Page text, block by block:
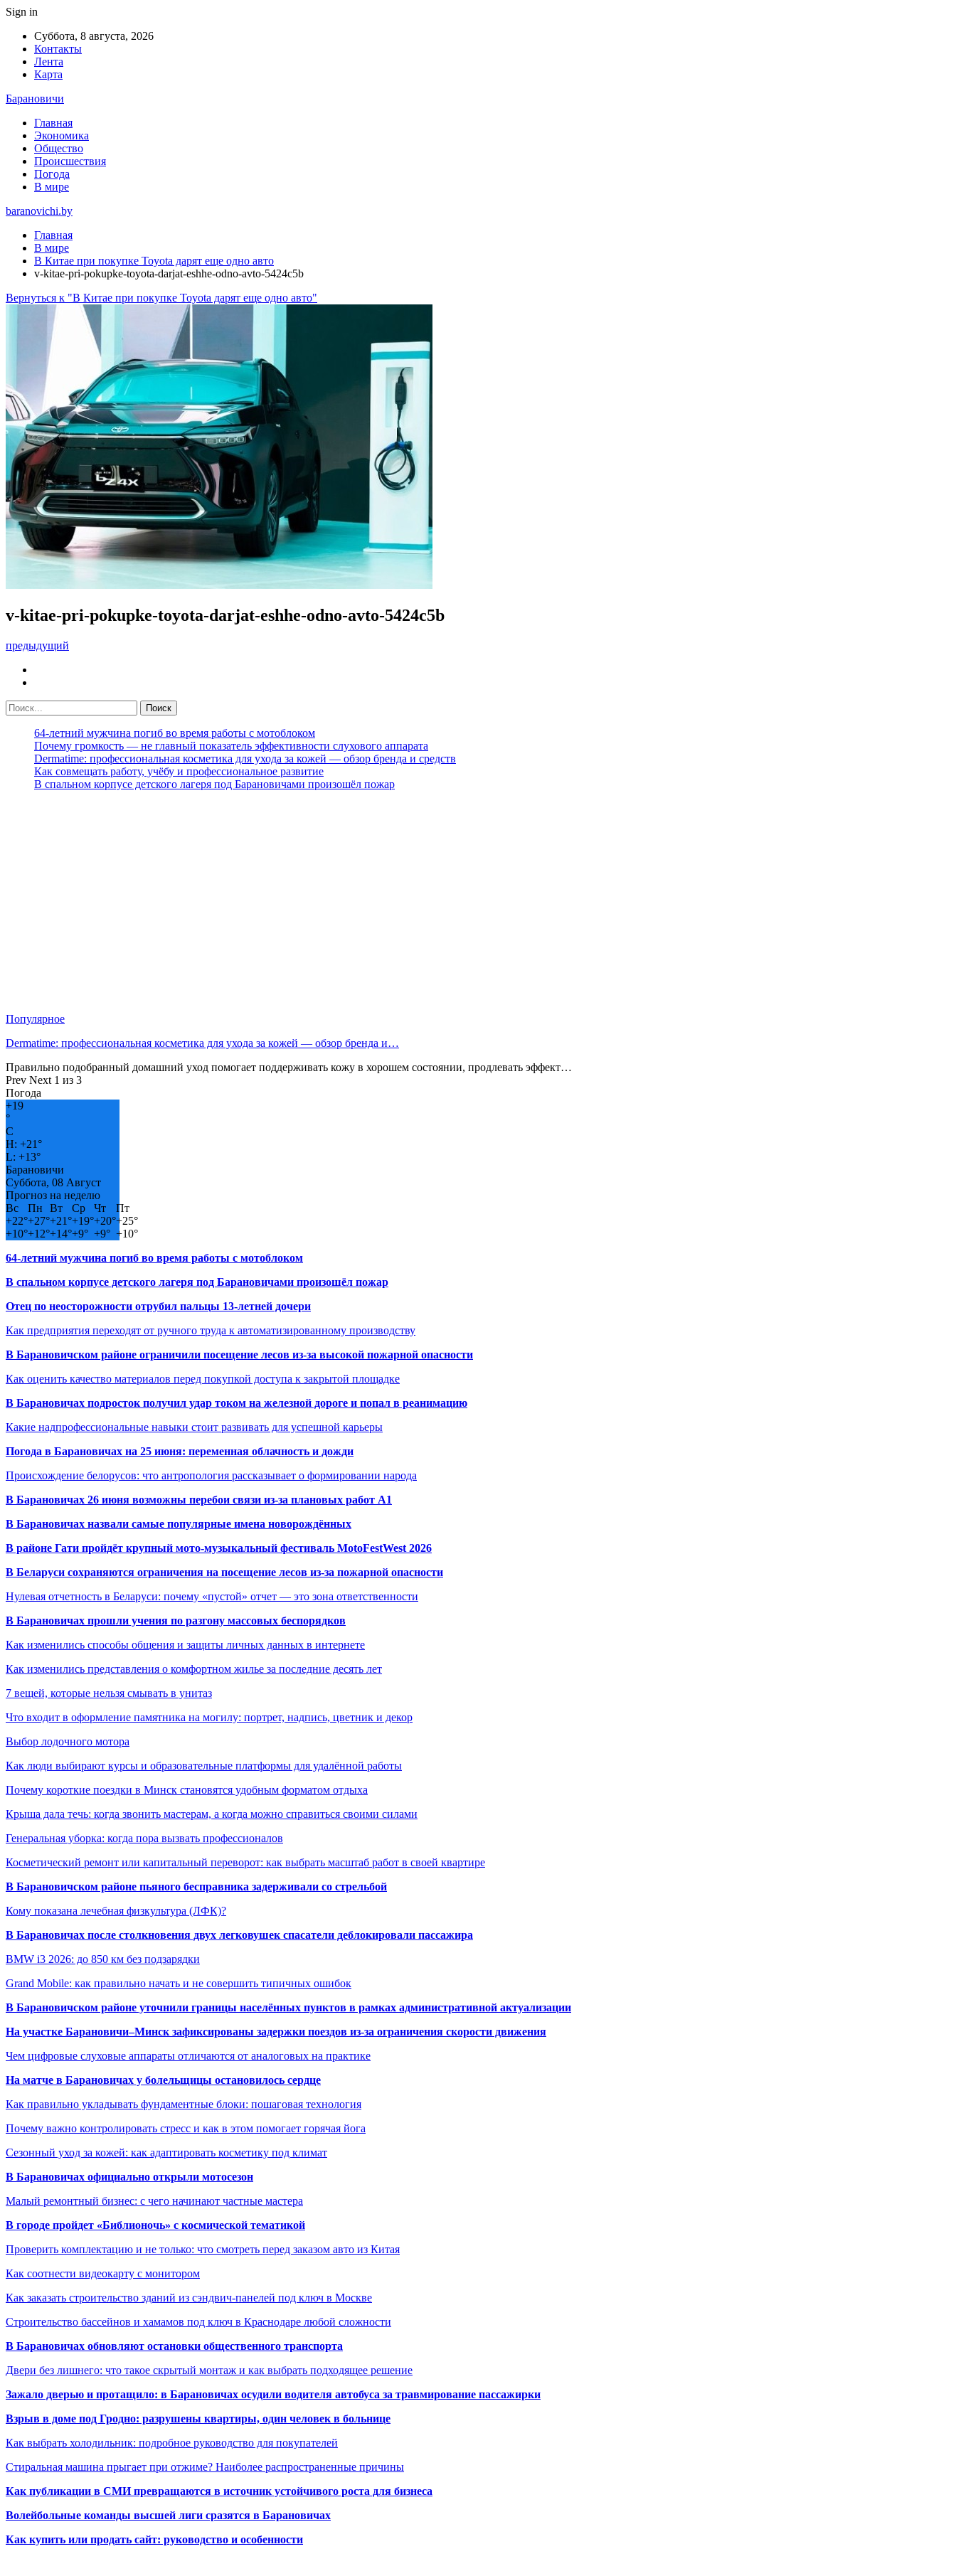
Sign in
Суббота, 8 августа, 2026
Контакты
Лента
Карта
Барановичи
Главная
Экономика
Общество
Происшествия
Погода
В мире
baranovichi.by
Главная
В мире
В Китае при покупке Toyota дарят еще одно авто
v-kitae-pri-pokupke-toyota-darjat-eshhe-odno-avto-5424c5b
Вернуться к "В Китае при покупке Toyota дарят еще одно авто"
v-kitae-pri-pokupke-toyota-darjat-eshhe-odno-avto-5424c5b
предыдущий
64-летний мужчина погиб во время работы с мотоблоком
Почему громкость — не главный показатель эффективности слухового аппарата
Dermatime: профессиональная косметика для ухода за кожей — обзор бренда и средств
Как совмещать работу, учёбу и профессиональное развитие
В спальном корпусе детского лагеря под Барановичами произошёл пожар
Популярное
Dermatime: профессиональная косметика для ухода за кожей — обзор бренда и…
Правильно подобранный домашний уход помогает поддерживать кожу в хорошем состоянии, продлевать эффект…
Prev Next 1 из 3
Погода
+19
°
C
H: +21°
L: +13°
Барановичи
Суббота, 08 Август
Прогноз на неделю
Вс
Пн Вт Ср Чт
Пт
+22°+27°+21°+19°+20°+25°
+10°+12°+14°+9° +9° +10°
64-летний мужчина погиб во время работы с мотоблоком
В спальном корпусе детского лагеря под Барановичами произошёл пожар
Отец по неосторожности отрубил пальцы 13-летней дочери
Как предприятия переходят от ручного труда к автоматизированному производству
В Барановичском районе ограничили посещение лесов из-за высокой пожарной опасности
Как оценить качество материалов перед покупкой доступа к закрытой площадке
В Барановичах подросток получил удар током на железной дороге и попал в реанимацию
Какие надпрофессиональные навыки стоит развивать для успешной карьеры
Погода в Барановичах на 25 июня: переменная облачность и дожди
Происхождение белорусов: что антропология рассказывает о формировании народа
В Барановичах 26 июня возможны перебои связи из-за плановых работ A1
В Барановичах назвали самые популярные имена новорождённых
В районе Гати пройдёт крупный мото-музыкальный фестиваль MotoFestWest 2026
В Беларуси сохраняются ограничения на посещение лесов из-за пожарной опасности
Нулевая отчетность в Беларуси: почему «пустой» отчет — это зона ответственности
В Барановичах прошли учения по разгону массовых беспорядков
Как изменились способы общения и защиты личных данных в интернете
Как изменились представления о комфортном жилье за последние десять лет
7 вещей, которые нельзя смывать в унитаз
Что входит в оформление памятника на могилу: портрет, надпись, цветник и декор
Выбор лодочного мотора
Как люди выбирают курсы и образовательные платформы для удалённой работы
Почему короткие поездки в Минск становятся удобным форматом отдыха
Крыша дала течь: когда звонить мастерам, а когда можно справиться своими силами
Генеральная уборка: когда пора вызвать профессионалов
Косметический ремонт или капитальный переворот: как выбрать масштаб работ в своей квартире
В Барановичском районе пьяного бесправника задерживали со стрельбой
Кому показана лечебная физкультура (ЛФК)?
В Барановичах после столкновения двух легковушек спасатели деблокировали пассажира
BMW i3 2026: до 850 км без подзарядки
Grand Mobile: как правильно начать и не совершить типичных ошибок
В Барановичском районе уточнили границы населённых пунктов в рамках административной актуализации
На участке Барановичи–Минск зафиксированы задержки поездов из-за ограничения скорости движения
Чем цифровые слуховые аппараты отличаются от аналоговых на практике
На матче в Барановичах у болельщицы остановилось сердце
Как правильно укладывать фундаментные блоки: пошаговая технология
Почему важно контролировать стресс и как в этом помогает горячая йога
Сезонный уход за кожей: как адаптировать косметику под климат
В Барановичах официально открыли мотосезон
Малый ремонтный бизнес: с чего начинают частные мастера
В городе пройдет «Библионочь» с космической тематикой
Проверить комплектацию и не только: что смотреть перед заказом авто из Китая
Как соотнести видеокарту с монитором
Как заказать строительство зданий из сэндвич-панелей под ключ в Москве
Строительство бассейнов и хамамов под ключ в Краснодаре любой сложности
В Барановичах обновляют остановки общественного транспорта
Двери без лишнего: что такое скрытый монтаж и как выбрать подходящее решение
Зажало дверью и протащило: в Барановичах осудили водителя автобуса за травмирование пассажирки
Взрыв в доме под Гродно: разрушены квартиры, один человек в больнице
Как выбрать холодильник: подробное руководство для покупателей
Стиральная машина прыгает при отжиме? Наиболее распространенные причины
Как публикации в СМИ превращаются в источник устойчивого роста для бизнеса
Волейбольные команды высшей лиги сразятся в Барановичах
Как купить или продать сайт: руководство и особенности